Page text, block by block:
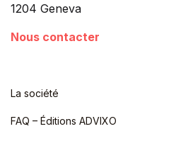
1204 Geneva
Nous contacter
La société
FAQ – Éditions ADVIXO